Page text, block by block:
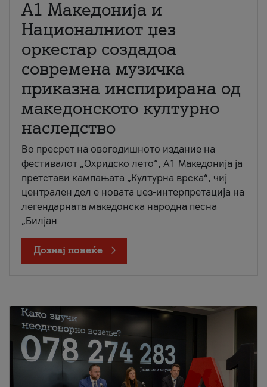
А1 Македонија и
Националниот џез
оркестар создадоа
современа музичка
приказна инспирирана од
македонското културно
наследство
Во пресрет на овогодишното издание на
фестивалот „Охридско лето“, А1 Македонија ја
претстави кампањата „Културна врска“, чиј
централен дел е новата џез-интерпретација на
легендарната македонска народна песна
„Билјан
Дознај повеќе